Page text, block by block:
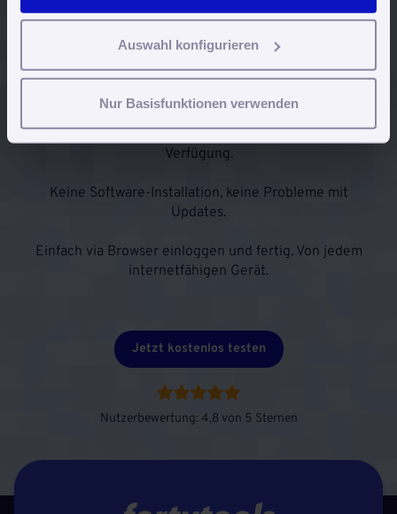
Auswahl konfigurieren
Nur Basisfunktionen verwenden
Jetzt 30 Tage kostenlos und
unverbindlich testen
Alle Funktionen stehen uneingeschränkt zur
Verfügung.
Keine Software-Installation, keine Probleme mit
Updates.
Einfach via Browser einloggen und fertig. Von jedem
internetfähigen Gerät.
Jetzt kostenlos testen
Nutzerbewertung: 4,8 von 5 Sternen